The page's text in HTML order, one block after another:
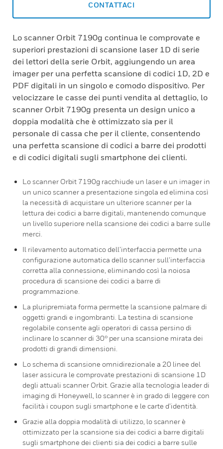
CONTATTACI
Lo scanner Orbit 7190g continua le comprovate e
superiori prestazioni di scansione laser 1D di serie
dei lettori della serie Orbit, aggiungendo un area
imager per una perfetta scansione di codici 1D, 2D e
PDF digitali in un singolo e comodo dispositivo. Per
velocizzare le casse dei punti vendita al dettaglio, lo
scanner Orbit 7190g presenta un design unico a
doppia modalità che è ottimizzato sia per il
personale di cassa che per il cliente, consentendo
una perfetta scansione di codici a barre dei prodotti
e di codici digitali sugli smartphone dei clienti.
Lo scanner Orbit 7190g racchiude un laser e un imager in
un unico scanner a presentazione singola ed elimina così
la necessità di acquistare un ulteriore scanner per la
lettura dei codici a barre digitali, mantenendo comunque
un livello superiore nella scansione dei codici a barre sulle
merci.
Il rilevamento automatico dell’interfaccia permette una
configurazione automatica dello scanner sull’interfaccia
corretta alla connessione, eliminando così la noiosa
procedura di scansione dei codici a barre di
programmazione.
La pluripremiata forma permette la scansione palmare di
oggetti grandi e ingombranti. La testina di scansione
regolabile consente agli operatori di cassa persino di
inclinare lo scanner di 30° per una scansione mirata dei
prodotti di grandi dimensioni.
Lo schema di scansione omnidirezionale a 20 linee del
laser assicura le comprovate prestazioni di scansione 1D
degli attuali scanner Orbit. Grazie alla tecnologia leader di
imaging di Honeywell, lo scanner è in grado di leggere con
facilità i coupon sugli smartphone e le carte d’identità.
Grazie alla doppia modalità di utilizzo, lo scanner è
ottimizzato per la scansione sia dei codici a barre digitali
sugli smartphone dei clienti sia dei codici a barre sulle